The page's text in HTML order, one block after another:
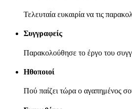
Τελευταία ευκαιρία να τις
Συγγραφείς
Παρακολούθησε το έργο του
Ηθοποιοί
Πού παίζει τώρα ο αγαπημένος